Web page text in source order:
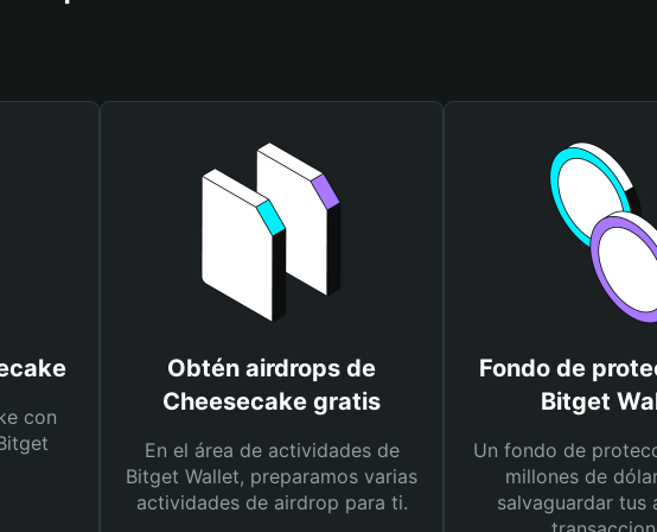
con
Obtén airdrops de
Cheesecake gratis
En el área de actividades de
Bitget Wallet, preparamos varias
actividades de airdrop para ti.
Fondo de
Bitget
Un fondo de
millones de
salvaguardar tus